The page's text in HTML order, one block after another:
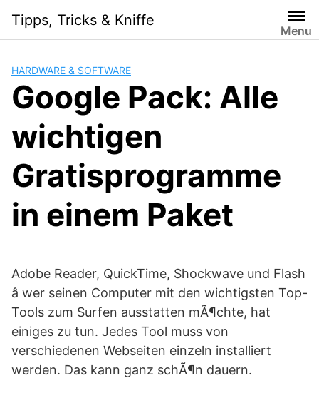
content
Tipps, Tricks & Kniffe
Menu
HARDWARE & SOFTWARE
Google Pack: Alle
wichtigen
Gratisprogramme
in einem Paket
Adobe Reader, QuickTime, Shockwave und Flash
â wer seinen Computer mit den wichtigsten Top-
Tools zum Surfen ausstatten mÃ¶chte, hat
einiges zu tun. Jedes Tool muss von
verschiedenen Webseiten einzeln installiert
werden. Das kann ganz schÃ¶n dauern.